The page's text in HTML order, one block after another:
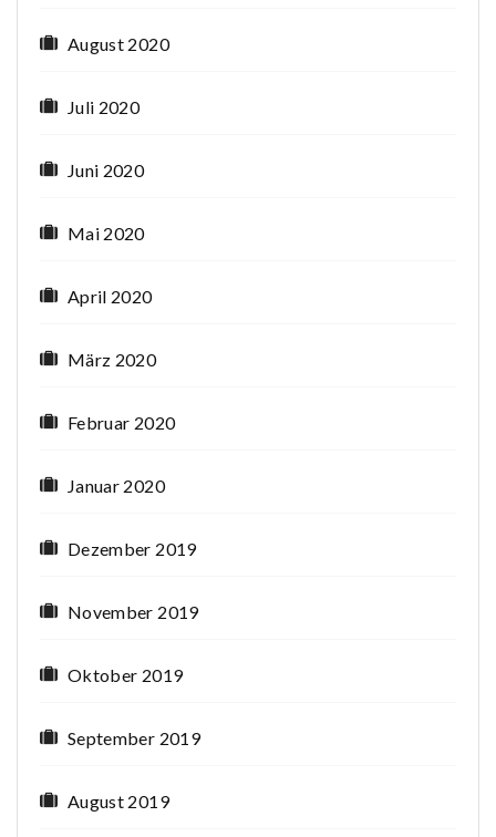
August 2020
Juli 2020
Juni 2020
Mai 2020
April 2020
März 2020
Februar 2020
Januar 2020
Dezember 2019
November 2019
Oktober 2019
September 2019
August 2019